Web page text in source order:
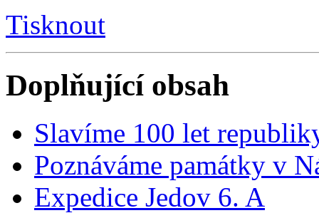
Tisknout
Doplňující obsah
Slavíme 100 let
Poznáváme památky v
Expedice Jedov 6. A